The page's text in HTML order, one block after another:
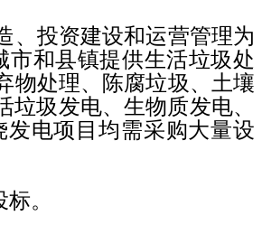
、投资建设和运营管理为
和县镇提供生活垃圾处
物处理、陈腐垃圾、土壤
圾发电、生物质发电、
电项目均需采购大量设
。